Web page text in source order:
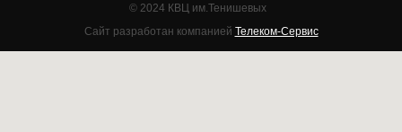
© 2024 КВЦ им.Тенишевых
Сайт разработан компанией Телеком-Сервис